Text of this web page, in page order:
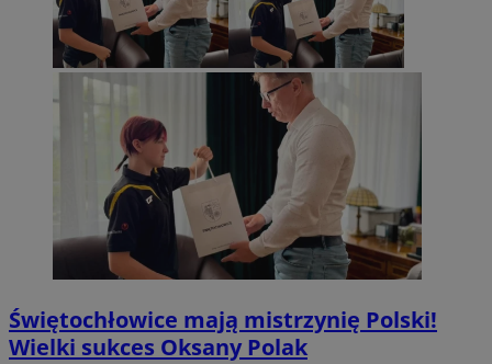
Świętochłowice mają mistrzynię Polski!
Wielki sukces Oksany Polak